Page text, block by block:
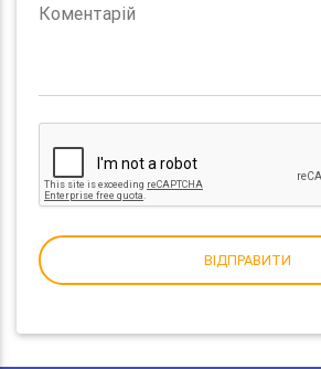
Коментарій
ВІДПРАВИТИ